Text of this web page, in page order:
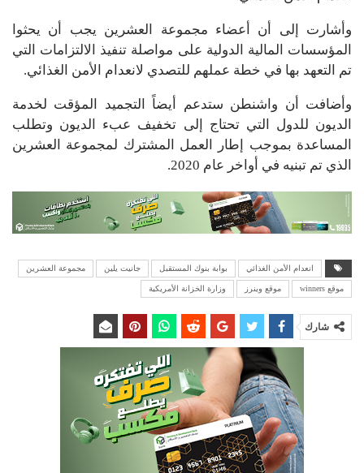
وأشارت إلى أن أعضاء مجموعة العشرين يجب أن يحثوا
المؤسسات المالية الدولية على مواصلة تنفيذ الالتزامات التي
تم التعهد بها في خطة عملهم للتصدي لانعدام الأمن الغذائي.
وأضافت أن واشنطن ستدعم أيضاً التجميد المؤقت لخدمة
الديون للدول التي تحتاج إلى تخفيف عبء الديون وتطلب
المساعدة بموجب إطار العمل المشترك لمجموعة العشرين
الذي تم تبنيه في أواخر عام 2020.
انعدام الأمن الغذائي بوابة بنوك المستقبل جانيت يلين مجموعة العشرين
موقع winners موقع وينرز وزارة الخزانة الأمريكية
شارك